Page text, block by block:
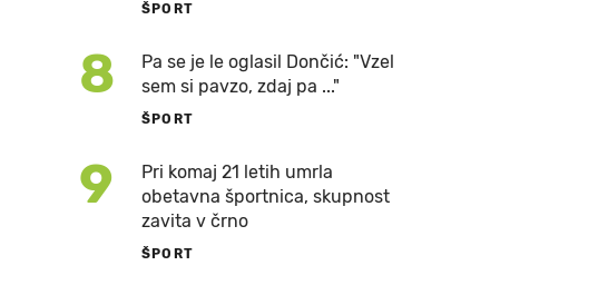
ŠPORT
8
Pa se je le oglasil Dončić: "Vzel
sem si pavzo, zdaj pa ..."
ŠPORT
9
Pri komaj 21 letih umrla
obetavna športnica, skupnost
zavita v črno
ŠPORT